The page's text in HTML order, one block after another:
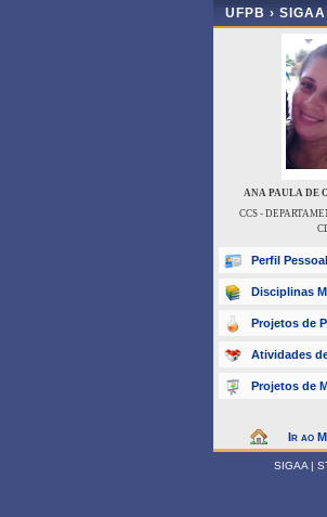
UFPB ›
ANA PAULA DE
CCS -
Perfil Pessoal
Disciplinas
Projetos de
Atividades
Projetos de
Ir ao
SIGAA |